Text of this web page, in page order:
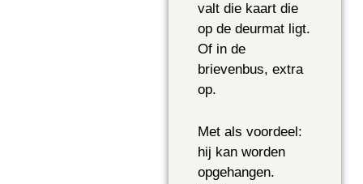
valt die kaart die
op de deurmat ligt.
Of in de
brievenbus, extra
op.
Met als voordeel:
hij kan worden
opgehangen.